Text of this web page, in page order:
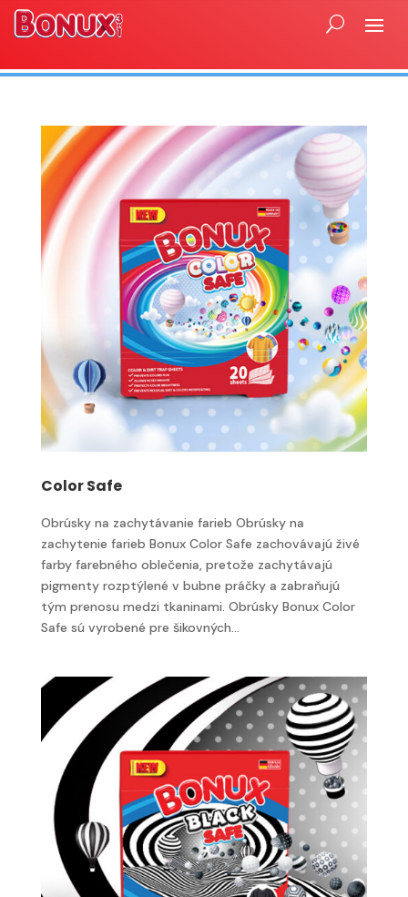
Color Safe
Obrúsky na zachytávanie farieb Obrúsky na
zachytenie farieb Bonux Color Safe zachovávajú živé
farby farebného oblečenia, pretože zachytávajú
pigmenty rozptýlené v bubne práčky a zabraňujú
tým prenosu medzi tkaninami. Obrúsky Bonux Color
Safe sú vyrobené pre šikovných...